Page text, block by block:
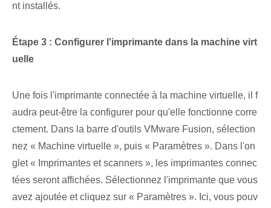
nt installés.
Étape 3 : Configurer l'imprimante dans la machine virt
uelle
Une fois l'imprimante connectée à la machine virtuelle, il f
audra peut-être la configurer pour qu'elle fonctionne corre
ctement. Dans la barre d'outils VMware Fusion, sélection
nez « Machine virtuelle », puis « Paramètres ». Dans l'on
glet « Imprimantes et scanners », les imprimantes connec
tées seront affichées. Sélectionnez l'imprimante que vous
avez ajoutée et cliquez sur « Paramètres ». Ici, vous pouv